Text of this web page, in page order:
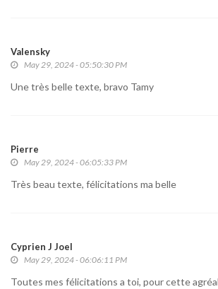
Valensky
May 29, 2024 - 05:50:30 PM
Une très belle texte, bravo Tamy
Pierre
May 29, 2024 - 06:05:33 PM
Très beau texte, félicitations ma belle
Cyprien J Joel
May 29, 2024 - 06:06:11 PM
Toutes mes félicitations a toi, pour cette